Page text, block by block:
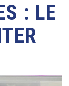
: LE